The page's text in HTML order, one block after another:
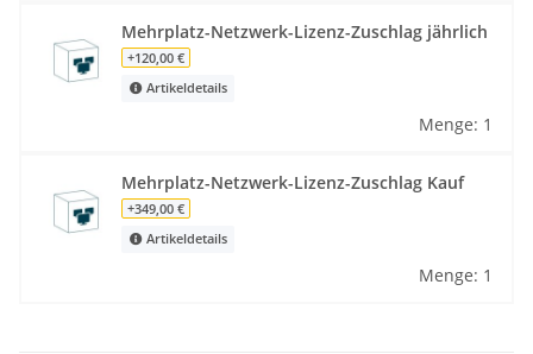
Mehrplatz-Netzwerk-Lizenz-Zuschlag jährlich
+120,00 €
Artikeldetails
Menge: 1
Mehrplatz-Netzwerk-Lizenz-Zuschlag Kauf
+349,00 €
Artikeldetails
Menge: 1